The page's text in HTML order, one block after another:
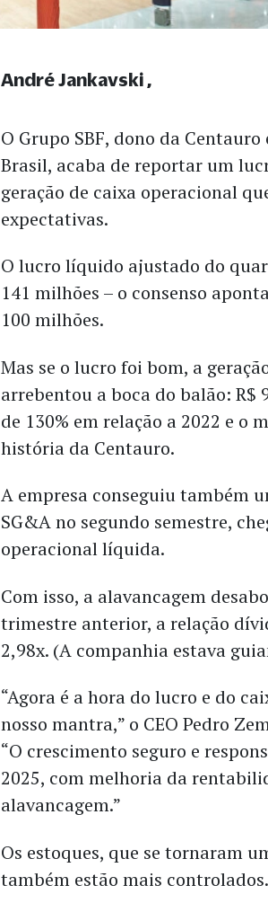
O Grupo SBF, dono da
Brasil, acaba de reportar um
geração de caixa operacional
expectativas.
O lucro líquido ajustado do
141 milhões – o consenso
100 milhões.
Mas se o lucro foi bom, a
arrebentou a boca do balão:
de 130% em relação a 2022 e o
história da Centauro.
A empresa conseguiu também
SG&A no segundo semestre,
operacional líquida.
Com isso, a alavancagem
trimestre anterior, a relação
2,98x. (A companhia estava
“Agora é a hora do lucro e do
nosso mantra,” o CEO Pedro
“O crescimento seguro e
2025, com melhoria da
alavancagem.”
Os estoques, que se tornaram
também estão mais controlados.
André Jankavski